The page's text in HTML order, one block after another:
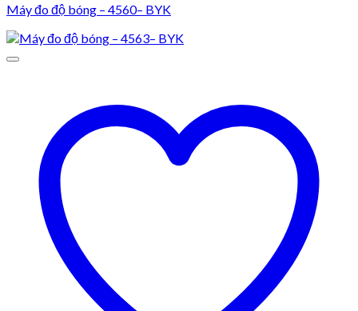
Máy đo độ bóng – 4560– BYK